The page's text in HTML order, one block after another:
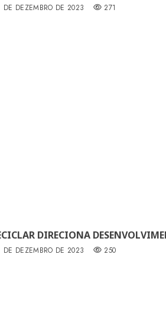
DE DEZEMBRO DE 2023 271
DIRECIONA
DE DEZEMBRO DE 2023 250